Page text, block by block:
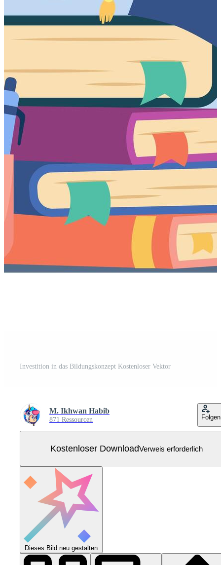
Investition in das Bildungskonzept Kostenloser Vektor
M. Ikhwan Habib
871 Ressourcen Folgen
Kostenloser DownloadVerweis erforderlich
Dieses Bild neu gestalten